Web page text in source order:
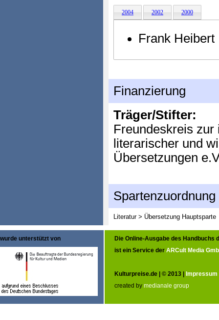
2004 2002 2000
Frank Heibert
Finanzierung
Träger/Stifter:
Freundeskreis zur
literarischer und
Übersetzungen
Spartenzuordnung
Literatur > Übersetzung Hauptsparte
wurde unterstützt von
Die Online-Ausgabe des Handbuchs
ist ein Service der ARCult Media
Kulturpreise.de | © 2013 | Impressum
created by medianale group